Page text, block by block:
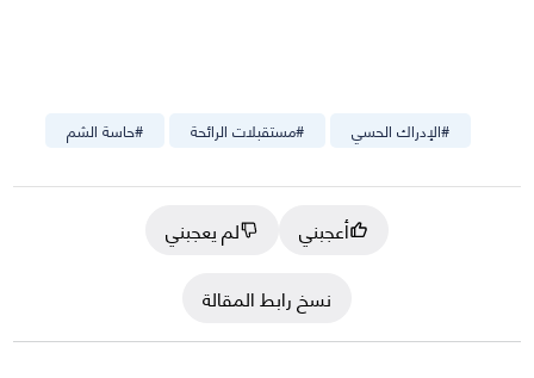
#حاسة الشم #مستقبلات الرائحة #الإدراك الحسي
أعجبني
لم يعجبني
نسخ رابط المقالة